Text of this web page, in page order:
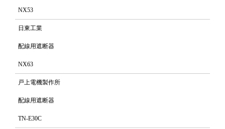
NX53
日東工業
配線用遮断器
NX63
戸上電機製作所
配線用遮断器
TN-E30C